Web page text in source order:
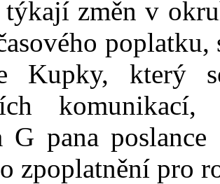
týkají změn v
Kupky, který
G pana
zpoplatnění pro